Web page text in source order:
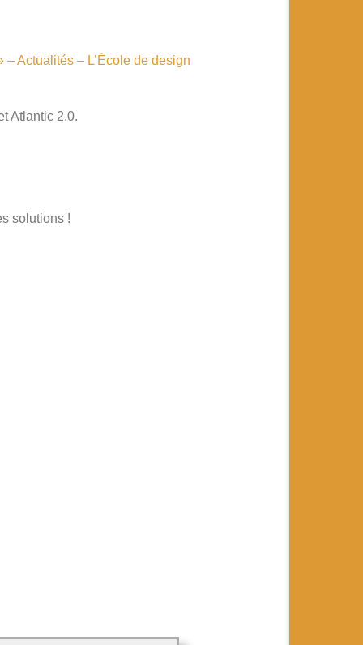
Actualités – L’École de design
Atlantic 2.0.
solutions !